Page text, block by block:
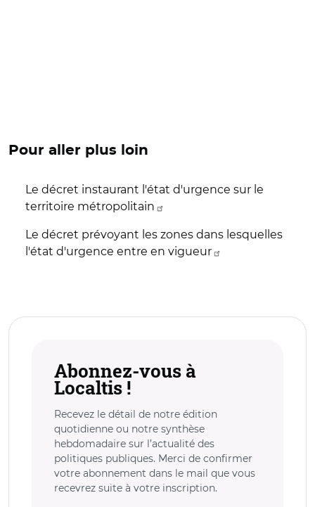
Pour aller plus loin
Le décret instaurant l'état d'urgence sur le
territoire métropolitain
Le décret prévoyant les zones dans lesquelles
l'état d'urgence entre en vigueur
Abonnez-vous à
Localtis !
Recevez le détail de notre édition
quotidienne ou notre synthèse
hebdomadaire sur l’actualité des
politiques publiques. Merci de confirmer
votre abonnement dans le mail que vous
recevrez suite à votre inscription.